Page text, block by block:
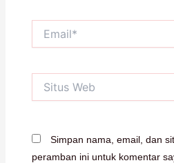
Web
Simpan nama, email, dan
peramban ini untuk komentar